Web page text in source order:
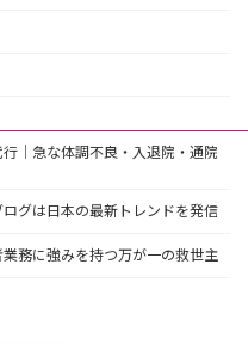
｜急な体調不良・入退院・通院
グは日本の最新トレンドを発信
務に強みを持つ万が一の救世主